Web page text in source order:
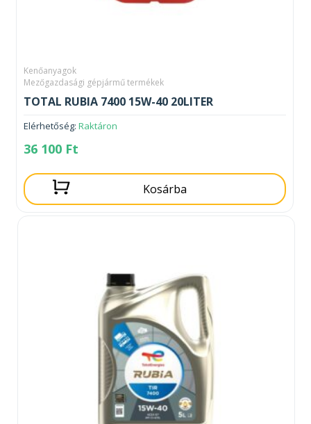
Kenőanyagok
Mezőgazdasági gépjármű termékek
TOTAL RUBIA 7400 15W-40 20LITER
Elérhetőség: Raktáron
36 100 Ft
Kosárba